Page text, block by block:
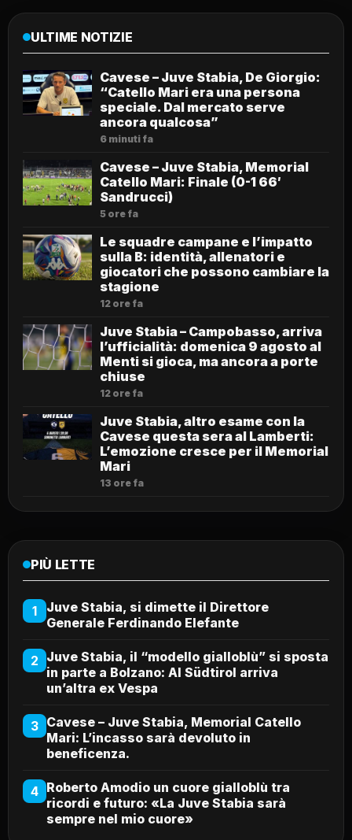
ULTIME NOTIZIE
Cavese – Juve Stabia, De Giorgio:
“Catello Mari era una persona
speciale. Dal mercato serve
ancora qualcosa”
6 minuti fa
Cavese – Juve Stabia, Memorial
Catello Mari: Finale (0-1 66′
Sandrucci)
5 ore fa
Le squadre campane e l’impatto
sulla B: identità, allenatori e
giocatori che possono cambiare la
stagione
12 ore fa
Juve Stabia – Campobasso, arriva
l’ufficialità: domenica 9 agosto al
Menti si gioca, ma ancora a porte
chiuse
12 ore fa
Juve Stabia, altro esame con la
Cavese questa sera al Lamberti:
L’emozione cresce per il Memorial
Mari
13 ore fa
PIÙ LETTE
1
Juve Stabia, si dimette il Direttore
Generale Ferdinando Elefante
2 Juve Stabia, il “modello gialloblù” si sposta
in parte a Bolzano: Al Südtirol arriva
un’altra ex Vespa
3 Cavese – Juve Stabia, Memorial Catello
Mari: L’incasso sarà devoluto in
beneficenza.
4 Roberto Amodio un cuore gialloblù tra
ricordi e futuro: «La Juve Stabia sarà
sempre nel mio cuore»